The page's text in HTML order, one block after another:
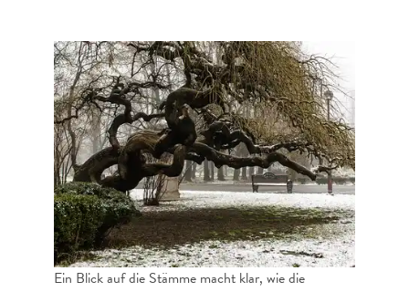
Ein Blick auf die Stämme macht klar, wie die